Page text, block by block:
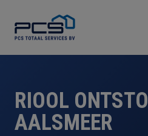
RIOOL
AALSMEER